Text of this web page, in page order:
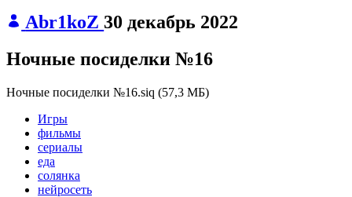
Abr1koZ 30 декабрь 2022
Ночные посиделки №16
Ночные посиделки №16.siq (57,3 МБ)
Игры
фильмы
сериалы
еда
солянка
нейросеть